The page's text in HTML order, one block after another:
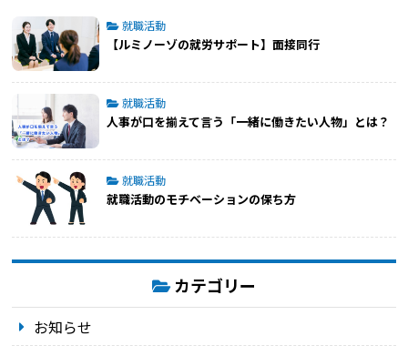
就職活動
【ルミノーゾの就労サポート】面接同行
就職活動
人事が口を揃えて言う「一緒に働きたい人物」とは？
就職活動
就職活動のモチベーションの保ち方
カテゴリー
お知らせ